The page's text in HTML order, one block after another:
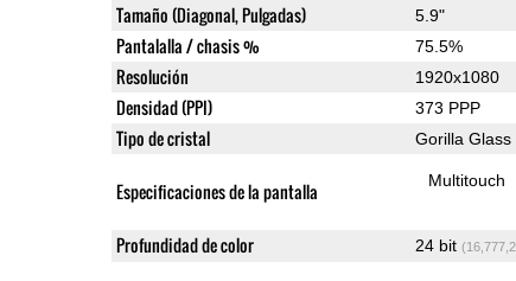
Tamaño (Diagonal, Pulgadas) 5.9"
Pantalalla / chasis % 75.5%
Resolución 1920x1080
Densidad (PPI) 373 PPP
Tipo de cristal Gorilla Glass
Especificaciones de la pantalla Multitouch
Profundidad de color 24 bit